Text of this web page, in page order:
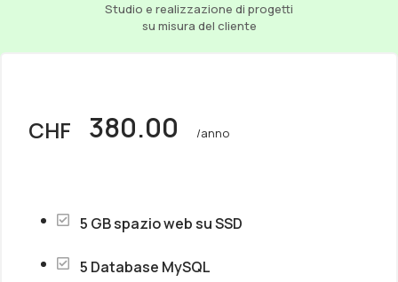
Studio e realizzazione di progetti
su misura del cliente
CHF 380.00 /anno
5 GB spazio web su SSD
5 Database MySQL